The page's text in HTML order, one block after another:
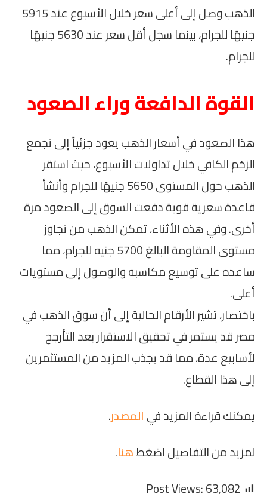
الذهب وصل إلى أعلى سعر خلال الأسبوع عند 5915
جنيهًا للجرام، بينما سجل أقل سعر عند 5630 جنيهًا
للجرام.
القوة الدافعة وراء الصعود
هذا الصعود في أسعار الذهب يعود جزئياً إلى تجمع
الزخم الكافي خلال تداولات الأسبوع، حيث استقر
الذهب حول المستوى 5650 جنيهًا للجرام وأنشأ
قاعدة سعرية قوية دفعت السوق إلى الصعود مرة
أخرى. وفي هذه الأثناء، تمكن الذهب من تجاوز
مستوى المقاومة البالغ 5700 جنيه للجرام، مما
ساعده على توسيع مكاسبه والوصول إلى مستويات
أعلى.
باختصار، تشير الأرقام الحالية إلى أن سوق الذهب في
مصر قد يستمر في تحقيق الاستقرار بعد التأرجح
لأسابيع عدة، مما قد يجذب المزيد من المستثمرين
إلى هذا القطاع.
يمكنك قراءة المزيد فيالمصدر.
لمزيد من التفاصيل اضغطهنا.
Post Views:63٬082